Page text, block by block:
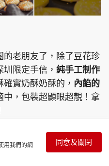
的老朋友了，除了豆花珍
限定手信， 純手工制作
實奶酥奶酥的， 內餡的
中，包裝超顯眼超靚！拿
用我們的網
同意及關閉